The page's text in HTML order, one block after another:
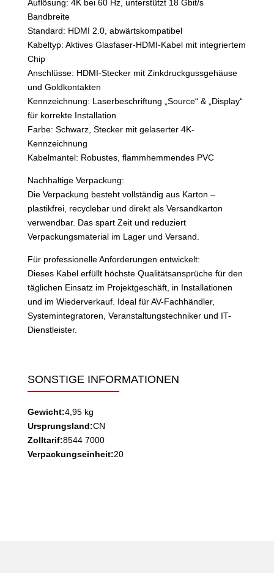
Auflösung: 4K bei 60 Hz, unterstützt 18 Gbit/s
Bandbreite
Standard: HDMI 2.0, abwärtskompatibel
Kabeltyp: Aktives Glasfaser-HDMI-Kabel mit integriertem
Chip
Anschlüsse: HDMI-Stecker mit Zinkdruckgussgehäuse
und Goldkontakten
Kennzeichnung: Laserbeschriftung „Source“ & „Display“
für korrekte Installation
Farbe: Schwarz, Stecker mit gelaserter 4K-
Kennzeichnung
Kabelmantel: Robustes, flammhemmendes PVC
Nachhaltige Verpackung:
Die Verpackung besteht vollständig aus Karton –
plastikfrei, recyclebar und direkt als Versandkarton
verwendbar. Das spart Zeit und reduziert
Verpackungsmaterial im Lager und Versand.
Für professionelle Anforderungen entwickelt:
Dieses Kabel erfüllt höchste Qualitätsansprüche für den
täglichen Einsatz im Projektgeschäft, in Installationen
und im Wiederverkauf. Ideal für AV-Fachhändler,
Systemintegratoren, Veranstaltungstechniker und IT-
Dienstleister.
SONSTIGE INFORMATIONEN
Gewicht:4,95 kg
Ursprungsland:CN
Zolltarif:8544 7000
Verpackungseinheit:20